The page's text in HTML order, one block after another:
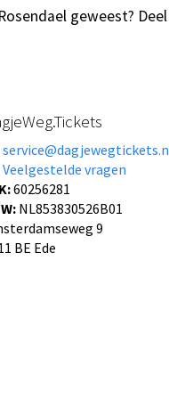
geweest?
Veelgestelde vragen
60256281
NL853830526B01
9
BE Ede